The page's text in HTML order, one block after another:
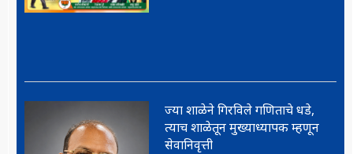
ज्या शाळेने गिरविले गणिताचे धडे,
त्याच शाळेतून मुख्याध्यापक म्हणून
सेवानिवृत्ती